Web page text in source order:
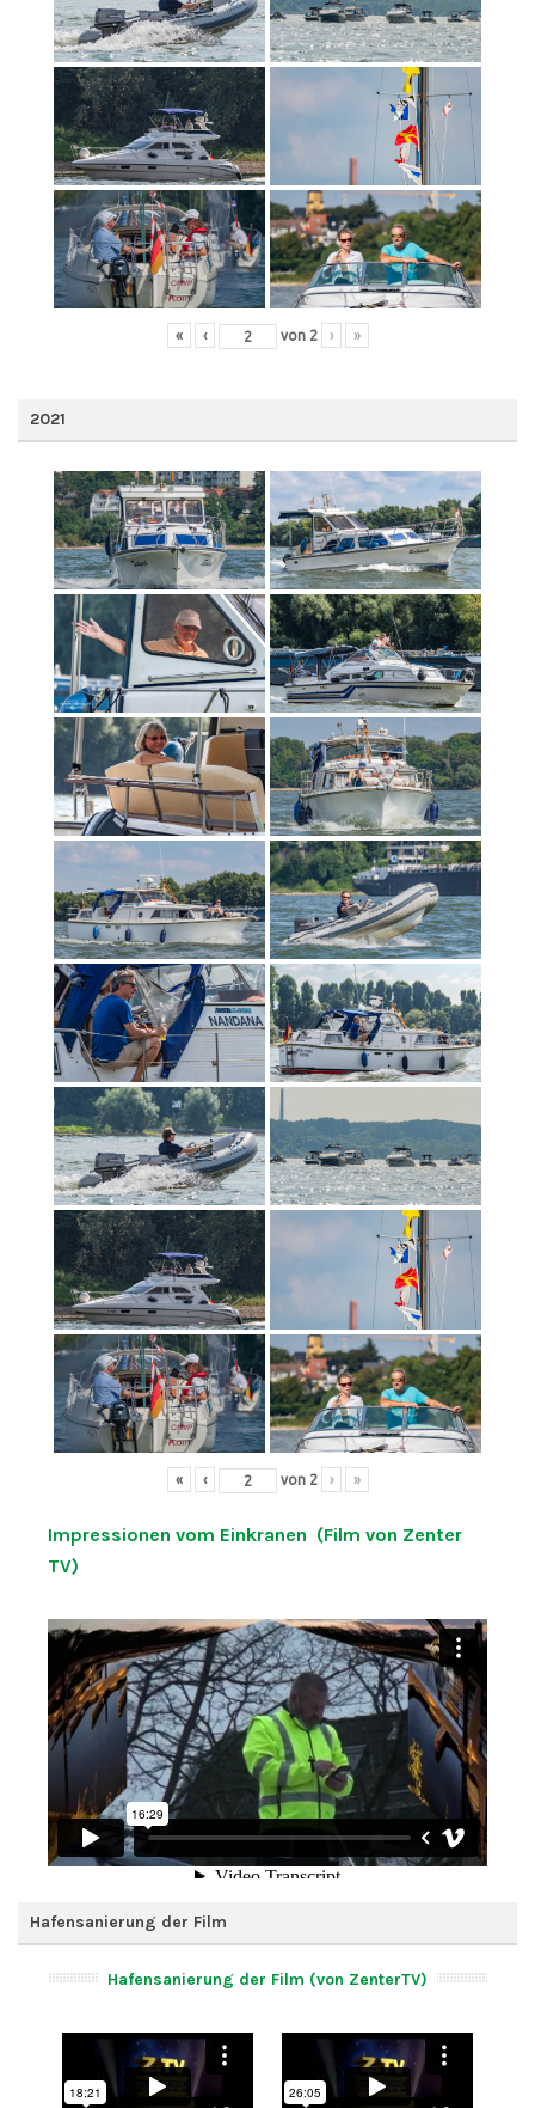
« ‹ von 2 › »
2021
« ‹ von 2 › »
Impressionen vom Einkranen (Film von Zenter
TV)
Hafensanierung der Film
Hafensanierung der Film (von ZenterTV)